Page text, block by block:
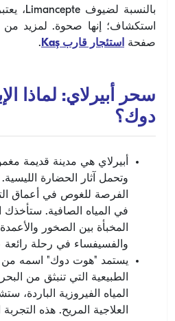
استكشاف؛ إنها صحوة. لمزيد من
صفحة
استئجار قارب Kaş .
سحر أبيرلاي: لماذا
دوك؟
أبيرلاي هي مدينة قديمة
وتحمل آثار الحضارة
الفرصة للغوص في أعماق
في المياه الصافية. ستأخذك
المخبأة بين الصخور
والفسيفساء في رحلة رائعة
يستمد "هوت دوك" اسمه من
الطبيعية التي تنبثق من
المياه الفيروزية الباردة،
العلاجية المريح. هذه